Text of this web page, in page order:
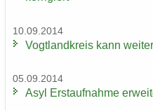
10.09.2014
Vogt­land­kreis kann
05.09.2014
Asyl Erst­auf­nah­me